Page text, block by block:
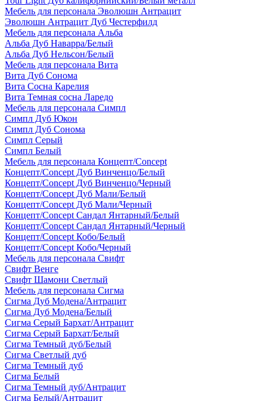
Мебель для персонала Эволюшн Антрацит
Эволюшн Антрацит Дуб Честерфилд
Мебель для персонала Альба
Альба Дуб Наварра/Белый
Альба Дуб Нельсон/Белый
Мебель для персонала Вита
Вита Дуб Сонома
Вита Сосна Карелия
Вита Темная сосна Ларедо
Мебель для персонала Симпл
Симпл Дуб Юкон
Симпл Дуб Сонома
Симпл Серый
Симпл Белый
Мебель для персонала Концепт/Concept
Концепт/Concept Дуб Винченцо/Белый
Концепт/Concept Дуб Винченцо/Черный
Концепт/Concept Дуб Мали/Белый
Концепт/Concept Дуб Мали/Черный
Концепт/Concept Сандал Янтарный/Белый
Концепт/Concept Сандал Янтарный/Черный
Концепт/Concept Кобо/Белый
Концепт/Concept Кобо/Черный
Мебель для персонала Свифт
Свифт Венге
Свифт Шамони Светлый
Мебель для персонала Сигма
Сигма Дуб Модена/Антрацит
Сигма Дуб Модена/Белый
Сигма Серый Бархат/Антрацит
Сигма Серый Бархат/Белый
Сигма Темный дуб/Белый
Сигма Светлый дуб
Сигма Темный дуб
Сигма Белый
Сигма Темный дуб/Антрацит
Сигма Белый/Антрацит